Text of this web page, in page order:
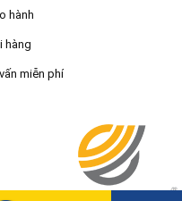
hành
hàng
miễn phí